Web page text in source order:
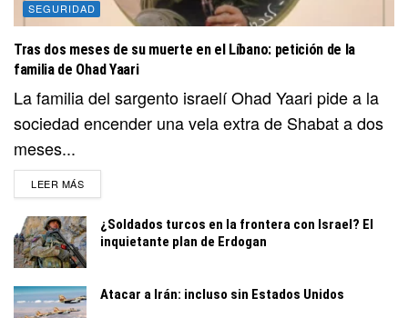
SEGURIDAD
Tras dos meses de su muerte en el Líbano: petición de la
familia de Ohad Yaari
La familia del sargento israelí Ohad Yaari pide a la
sociedad encender una vela extra de Shabat a dos
meses...
LEER MÁSDETAILS
¿Soldados turcos en la frontera con Israel? El
inquietante plan de Erdogan
Atacar a Irán: incluso sin Estados Unidos